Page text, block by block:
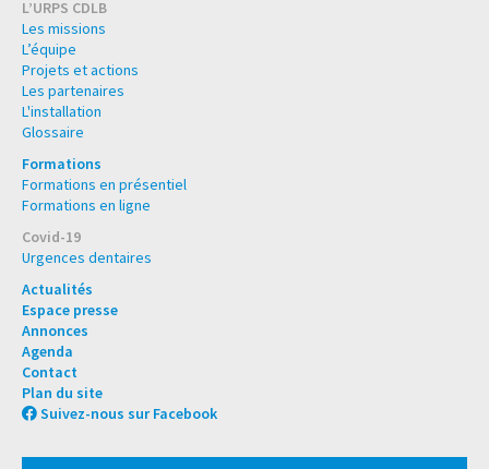
L’URPS CDLB
Les missions
L’équipe
Projets et actions
Les partenaires
L'installation
Glossaire
Formations
Formations en présentiel
Formations en ligne
Covid-19
Urgences dentaires
Actualités
Espace presse
Annonces
Agenda
Contact
Plan du site
Suivez-nous sur Facebook